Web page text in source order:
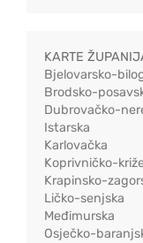
KARTE
Bjelovarsko-
Brodsko-
Dubrovačko-
Istarska
Karlovačka
Koprivničko-
Krapinsko-
Ličko-senjska
Međimurska
Osječko-